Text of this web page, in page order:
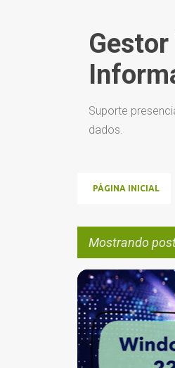
Suporte
dados.
PÁGINA INICIAL
Mostrando
P
o
s
CIBERSEGURANÇA